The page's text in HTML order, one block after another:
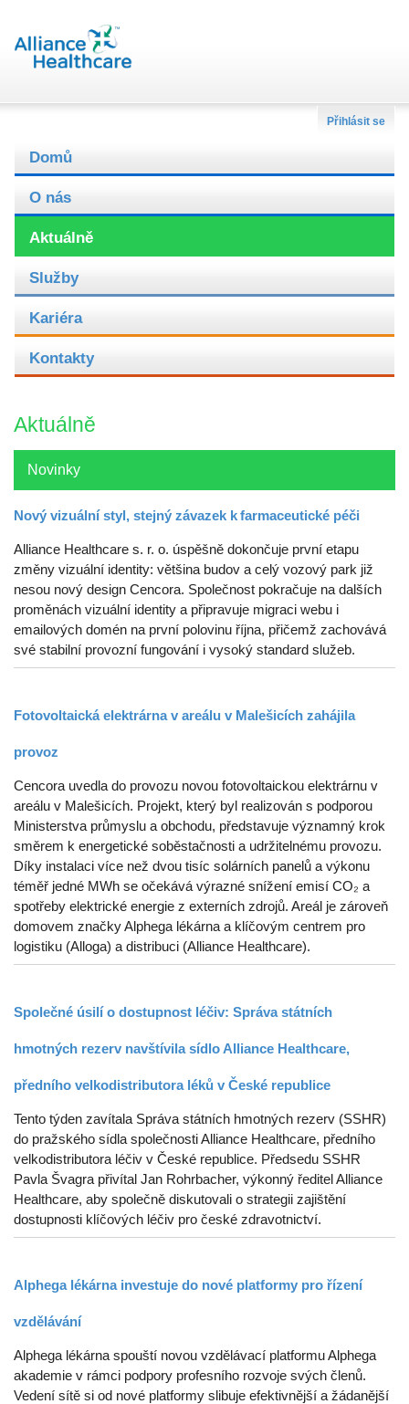
Přihlásit se
Domů
O nás
Aktuálně
Služby
Kariéra
Kontakty
Aktuálně
Novinky
Nový vizuální styl, stejný závazek k farmaceutické péči
Alliance Healthcare s. r. o. úspěšně dokončuje první etapu
změny vizuální identity: většina budov a celý vozový park již
nesou nový design Cencora. Společnost pokračuje na dalších
proměnách vizuální identity a připravuje migraci webu i
emailových domén na první polovinu října, přičemž zachovává
své stabilní provozní fungování i vysoký standard služeb.
Fotovoltaická elektrárna v areálu v Malešicích zahájila
provoz
Cencora uvedla do provozu novou fotovoltaickou elektrárnu v
areálu v Malešicích. Projekt, který byl realizován s podporou
Ministerstva průmyslu a obchodu, představuje významný krok
směrem k energetické soběstačnosti a udržitelnému provozu.
Díky instalaci více než dvou tisíc solárních panelů a výkonu
téměř jedné MWh se očekává výrazné snížení emisí CO₂ a
spotřeby elektrické energie z externích zdrojů. Areál je zároveň
domovem značky Alphega lékárna a klíčovým centrem pro
logistiku (Alloga) a distribuci (Alliance Healthcare).
Společné úsilí o dostupnost léčiv: Správa státních
hmotných rezerv navštívila sídlo Alliance Healthcare,
předního velkodistributora léků v České republice
Tento týden zavítala Správa státních hmotných rezerv (SSHR)
do pražského sídla společnosti Alliance Healthcare, předního
velkodistributora léčiv v České republice. Předsedu SSHR
Pavla Švagra přivítal Jan Rohrbacher, výkonný ředitel Alliance
Healthcare, aby společně diskutovali o strategii zajištění
dostupnosti klíčových léčiv pro české zdravotnictví.
Alphega lékárna investuje do nové platformy pro řízení
vzdělávání
Alphega lékárna spouští novou vzdělávací platformu Alphega
akademie v rámci podpory profesního rozvoje svých členů.
Vedení sítě si od nové platformy slibuje efektivnější a žádanější